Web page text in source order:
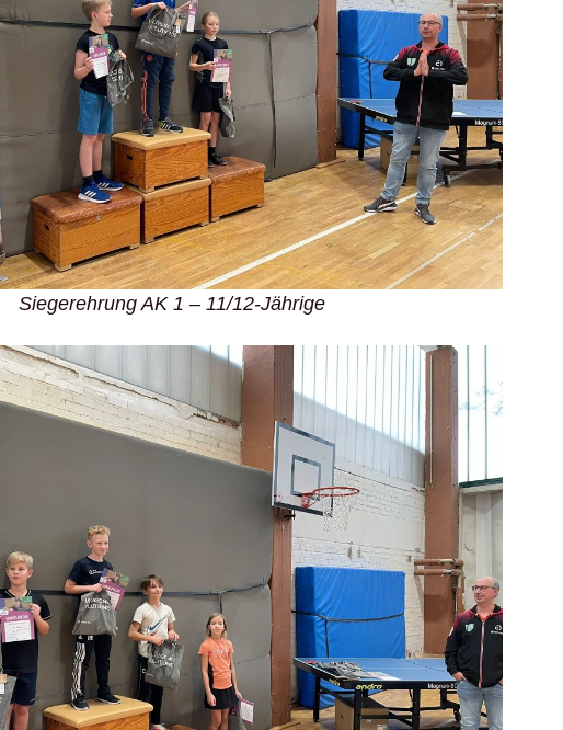
Siegerehrung AK 1 – 11/12-Jährige